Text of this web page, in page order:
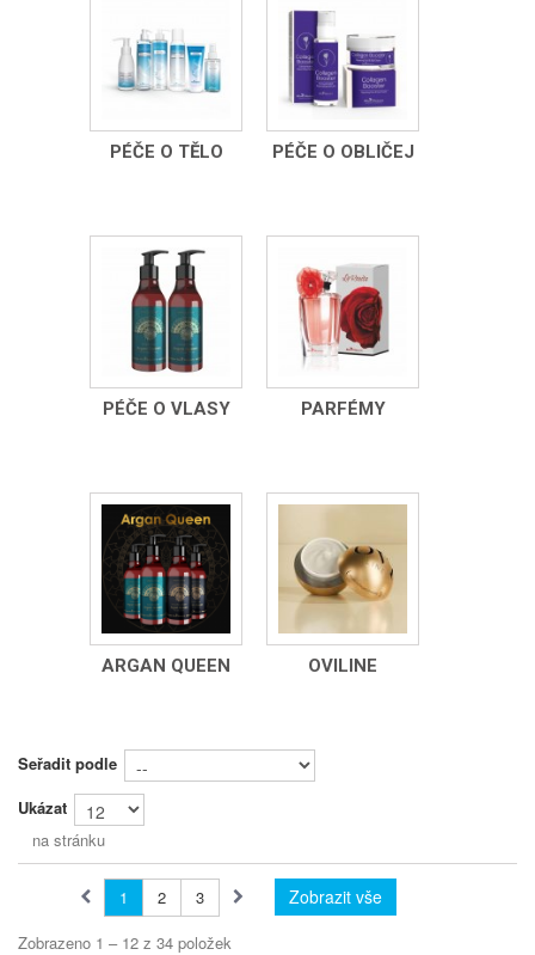
PÉČE O TĚLO PÉČE O OBLIČEJ
PÉČE O VLASY PARFÉMY
ARGAN QUEEN OVILINE
Seřadit podle
Ukázat
na stránku
Zobrazit vše
1 2
3
Zobrazeno 1 – 12 z 34 položek